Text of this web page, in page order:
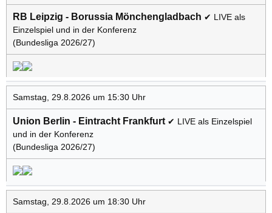
RB Leipzig - Borussia Mönchengladbach ✔ LIVE als
Einzelspiel und in der Konferenz
(Bundesliga 2026/27)
Samstag, 29.8.2026 um 15:30 Uhr
Union Berlin - Eintracht Frankfurt✔ LIVE als Einzelspiel
und in der Konferenz
(Bundesliga 2026/27)
Samstag, 29.8.2026 um 18:30 Uhr